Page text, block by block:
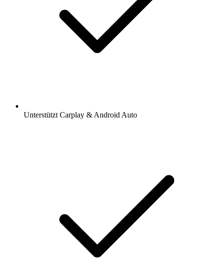
Unterstützt Carplay & Android Auto